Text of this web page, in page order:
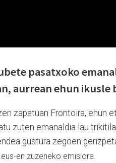
pasatxoko
aurrean ehun ikusle
zapatuan Frontoira, ehun
zuten emanaldia lau
gustura zegoen
en zuzeneko emisiora.